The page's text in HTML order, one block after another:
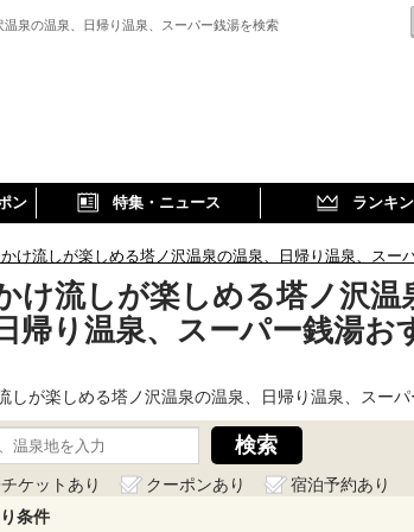
泉の温泉、日帰り温泉、スーパー銭湯を検索
ン 特集・ニュース ランキ
け流しが楽しめる塔ノ沢温泉の温泉、日帰り温泉、スー
け流しが楽しめる塔ノ沢温
帰り温泉、スーパー銭湯お
しが楽しめる塔ノ沢温泉の温泉、日帰り温泉、スー
ケットあり クーポンあり
宿泊予約あり
条件